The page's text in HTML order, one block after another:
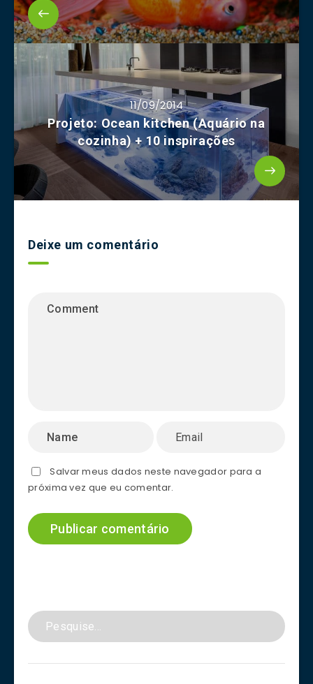
11/09/2014
Projeto: Ocean kitchen (Aquário na
cozinha) + 10 inspirações
Deixe um comentário
Salvar meus dados neste navegador para a
próxima vez que eu comentar.